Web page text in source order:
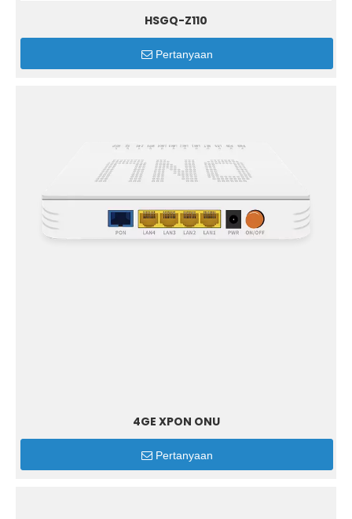
HSGQ-Z110
Pertanyaan
4GE XPON ONU
Pertanyaan